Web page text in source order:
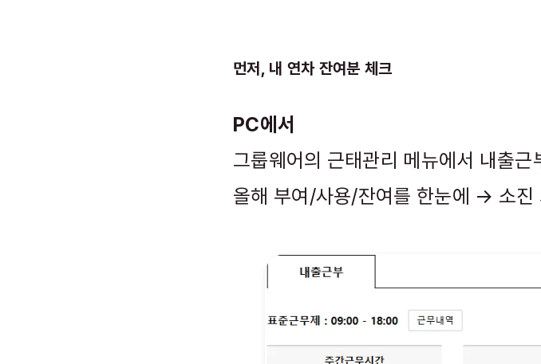
먼저, 내 연차 잔여분 체크
PC에서
그룹웨어의 근태관리 메뉴에서 내출
올해 부여/사용/잔여를 한눈에 → 소진